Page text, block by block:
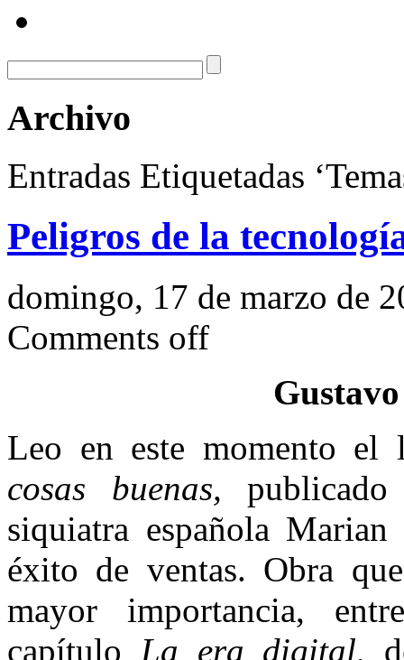
Archivo
Entradas Etiquetadas
Peligros de la
domingo, 17 de marzo de
Comments off
Leo en este momento
cosas buenas,
siquiatra española
éxito de ventas. Obra
mayor importancia,
capítulo La era digital,